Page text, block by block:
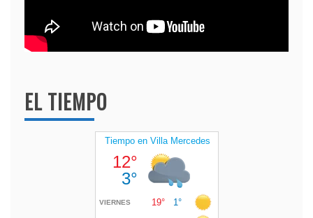
EL TIEMPO